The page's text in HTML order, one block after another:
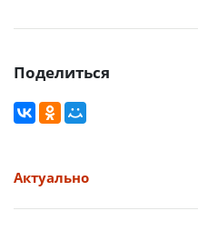
Поделиться
Актуально